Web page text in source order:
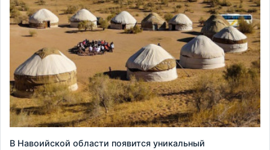
В Навоийской области появится уникальный